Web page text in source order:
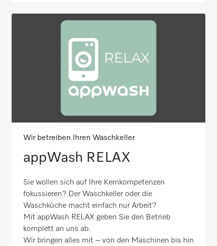
Wir betreiben Ihren Waschkeller
appWash RELAX
Sie wollen sich auf Ihre Kernkompetenzen
fokussieren? Der Waschkeller oder die
Waschküche macht einfach nur Arbeit?
Mit appWash RELAX geben Sie den Betrieb
komplett an uns ab.
Wir bringen alles mit – von den Maschinen bis hin